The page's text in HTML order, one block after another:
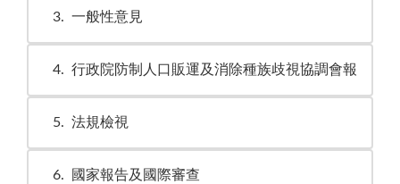
3 一般性意見
4 行政院防制人口販運及消除種族歧視協調會報
5 法規檢視
6 國家報告及國際審查